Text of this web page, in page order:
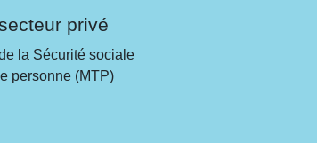
privé
la Sécurité sociale
personne (MTP)